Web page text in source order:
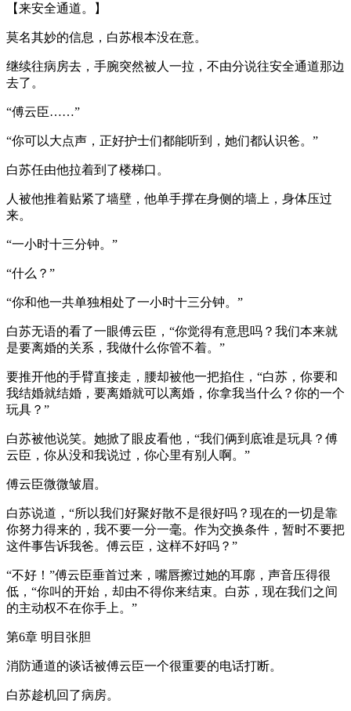
【来安全通道。】
莫名其妙的信息，白苏根本没在意。
继续往病房去，手腕突然被人一拉，不由分说往安全通道那边
去了。
“傅云臣……”
“你可以大点声，正好护士们都能听到，她们都认识爸。”
白苏任由他拉着到了楼梯口。
人被他推着贴紧了墙壁，他单手撑在身侧的墙上，身体压过
来。
“一小时十三分钟。”
“什么？”
“你和他一共单独相处了一小时十三分钟。”
白苏无语的看了一眼傅云臣，“你觉得有意思吗？我们本来就
是要离婚的关系，我做什么你管不着。”
要推开他的手臂直接走，腰却被他一把掐住，“白苏，你要和
我结婚就结婚，要离婚就可以离婚，你拿我当什么？你的一个
玩具？”
白苏被他说笑。她掀了眼皮看他，“我们俩到底谁是玩具？傅
云臣，你从没和我说过，你心里有别人啊。”
傅云臣微微皱眉。
白苏说道，“所以我们好聚好散不是很好吗？现在的一切是靠
你努力得来的，我不要一分一毫。作为交换条件，暂时不要把
这件事告诉我爸。傅云臣，这样不好吗？”
“不好！”傅云臣垂首过来，嘴唇擦过她的耳廓，声音压得很
低，“你叫的开始，却由不得你来结束。白苏，现在我们之间
的主动权不在你手上。”
第6章 明目张胆
消防通道的谈话被傅云臣一个很重要的电话打断。
白苏趁机回了病房。